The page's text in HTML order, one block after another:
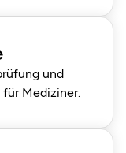
und
Mediziner.